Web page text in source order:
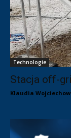
Technologie
Stacja off-
Klaudia